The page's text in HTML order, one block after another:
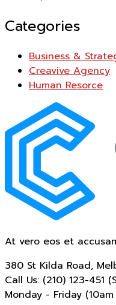
Categories
Business &
Creavive Agency
Human Resorce
At vero eos et
380 St Kilda Road,
Call Us: (210) 123-451
Monday - Friday